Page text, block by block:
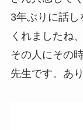
3年ぶりに話
くれましたね
その人にその
先生です。あ